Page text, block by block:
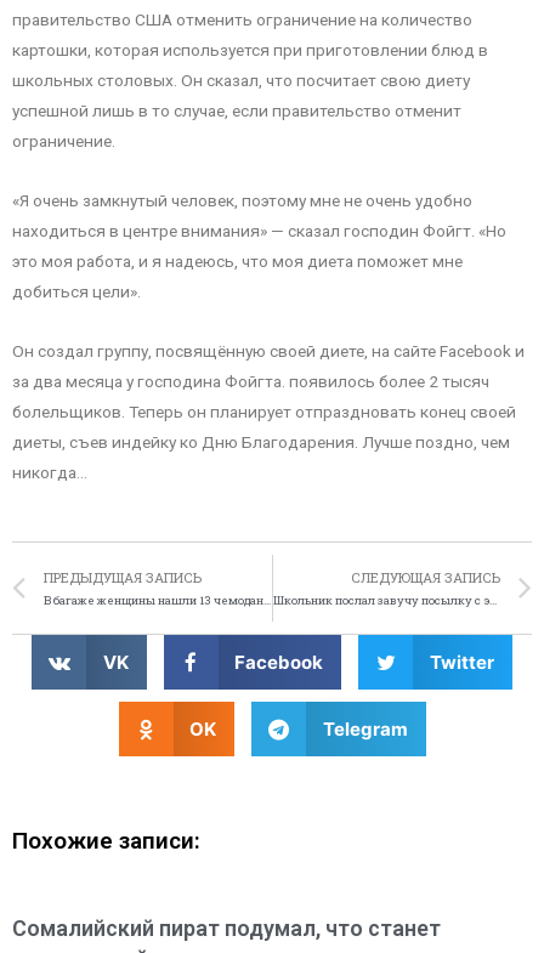
правительство США отменить ограничение на количество
картошки, которая используется при приготовлении блюд в
школьных столовых. Он сказал, что посчитает свою диету
успешной лишь в то случае, если правительство отменит
ограничение.
«Я очень замкнутый человек, поэтому мне не очень удобно
находиться в центре внимания» — сказал господин Фойгт. «Но
это моя работа, и я надеюсь, что моя диета поможет мне
добиться цели».
Он создал группу, посвящённую своей диете, на сайте Facebook и
за два месяца у господина Фойгта. появилось более 2 тысяч
болельщиков. Теперь он планирует отпраздновать конец своей
диеты, съев индейку ко Дню Благодарения. Лучше поздно, чем
никогда…
ПРЕДЫДУЩАЯ ЗАПИСЬ
В багаже женщины нашли 13 чемоданов конопли
СЛЕДУЮЩАЯ ЗАПИСЬ
Школьник послал завучу посылку с экскрементами
VK Facebook Twitter
OK Telegram
Похожие записи:
Сомалийский пират подумал, что станет